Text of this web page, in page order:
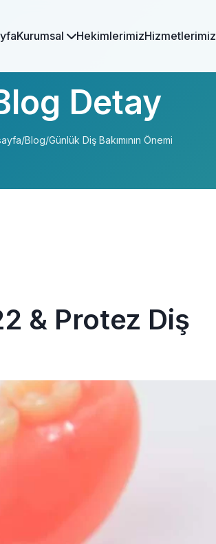
Kurumsal HekimlerimizHizmetlerimiz
Detay
/Blog/Günlük Diş Bakımının Önemi
& Protez Diş